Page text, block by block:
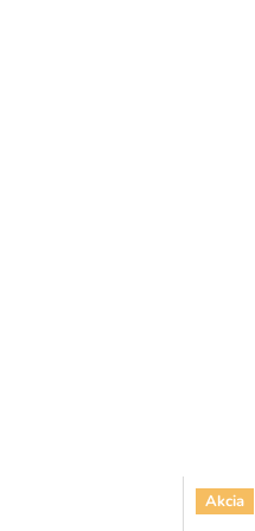
Akcia